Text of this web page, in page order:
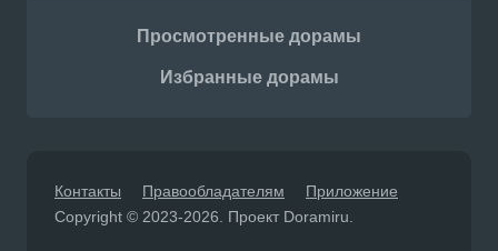
Просмотренные дорамы
Избранные дорамы
Контакты Правообладателям
Приложение
Copyright © 2023-2026. Проект Doramiru.